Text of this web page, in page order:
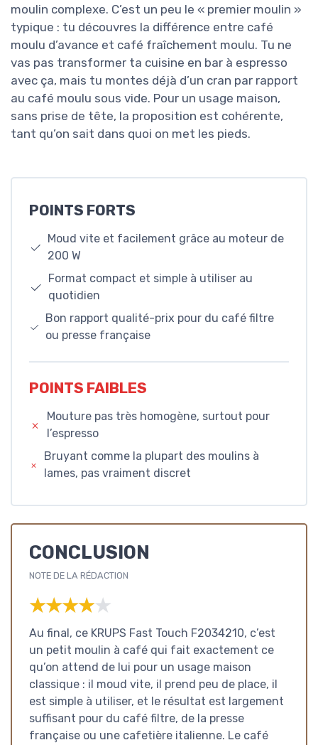
moulin complexe. C’est un peu le « premier moulin »
typique : tu découvres la différence entre café
moulu d’avance et café fraîchement moulu. Tu ne
vas pas transformer ta cuisine en bar à espresso
avec ça, mais tu montes déjà d’un cran par rapport
au café moulu sous vide. Pour un usage maison,
sans prise de tête, la proposition est cohérente,
tant qu’on sait dans quoi on met les pieds.
POINTS FORTS
Moud vite et facilement grâce au moteur de
200 W
Format compact et simple à utiliser au
quotidien
Bon rapport qualité-prix pour du café filtre
ou presse française
POINTS FAIBLES
Mouture pas très homogène, surtout pour
l’espresso
Bruyant comme la plupart des moulins à
lames, pas vraiment discret
CONCLUSION
NOTE DE LA RÉDACTION
★★★★★
★★★★★
Au final, ce KRUPS Fast Touch F2034210, c’est
un petit moulin à café qui fait exactement ce
qu’on attend de lui pour un usage maison
classique : il moud vite, il prend peu de place, il
est simple à utiliser, et le résultat est largement
suffisant pour du café filtre, de la presse
française ou une cafetière italienne. Le café